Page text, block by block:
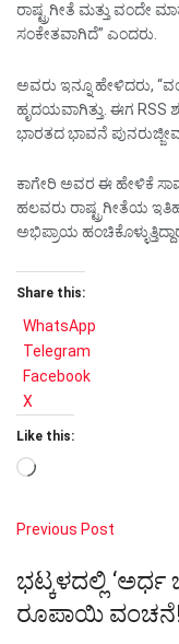
ರಾಷ್ಟ್ರಗೀತೆ ಮತ್ತು ವಂದೇ
ಸಂಕೇತವಾಗಿದೆ” ಎಂದರು.
ಅವರು ಇನ್ನೂ ಹೇಳಿದರು,
ಹೃದಯವಾಗಿತ್ತು. ಈಗ RSS
ಭಾರತದ ಭಾವನೆ
ಕಾಗೇರಿ ಅವರ ಈ ಹೇಳಿಕೆ
ಹಲವರು ರಾಷ್ಟ್ರಗೀತೆಯ
ಅಭಿಪ್ರಾಯ
Share this:
WhatsApp
Telegram
Facebook
X
Like this:
Loading…
Previous Post
ಭಟ್ಕಳದಲ್ಲಿ
ರೂಪಾಯಿ ವಂಚನೆ!